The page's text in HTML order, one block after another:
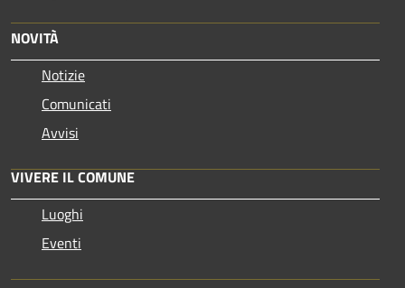
NOVITÀ
Notizie
Comunicati
Avvisi
VIVERE IL COMUNE
Luoghi
Eventi